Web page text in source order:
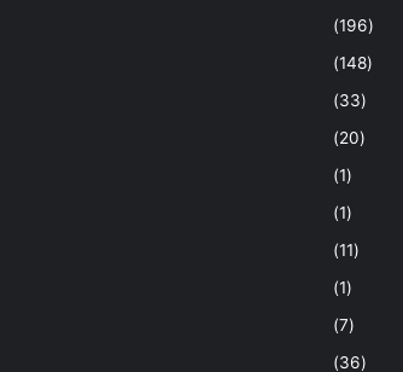
(196)
(148)
(33)
(20)
(1)
(1)
(11)
(1)
(7)
(36)